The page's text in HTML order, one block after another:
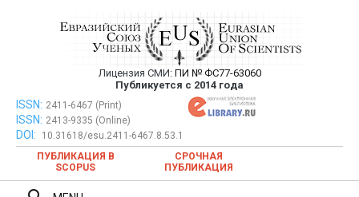
Евразийский Союз Ученых —
публикация научных статей в
ежемесячном научном журнале
Лицензия СМИ: ПИ № ФС77-63060
Публикуется с 2014 года
Евразийский Союз Ученых — публикация научных статей в
ежемесячном научном журнале
ISSN: 2411-6467 (Print)
ISSN: 2413-9335 (Online)
DOI:
10.31618/esu.2411-6467.8.53.1
ПУБЛИКАЦИЯ В
SCOPUS
СРОЧНАЯ
ПУБЛИКАЦИЯ